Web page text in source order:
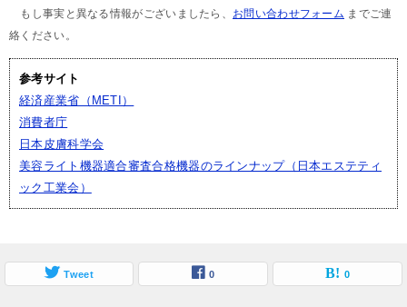
もし事実と異なる情報がございましたら、 お問い合わせフォーム までご連
絡ください。
参考サイト
経済産業省（METI）
消費者庁
日本皮膚科学会
美容ライト機器適合審査合格機器のラインナップ（日本エステティ
ック工業会）
Tweet 0 0